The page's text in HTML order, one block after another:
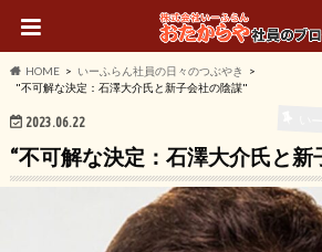
HOME
いーふらん社員の日々のつぶやき
"不可解な決定：石澤大介氏と新子会社の陰謀"
2023.06.22
“不可解な決定：石澤大介氏と新